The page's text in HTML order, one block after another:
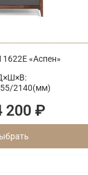
«Аспен»
2140(мм)
200 ₽